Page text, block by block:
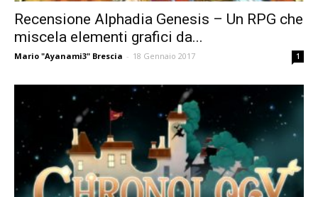
Recensione Alphadia Genesis – Un RPG che
miscela elementi grafici da...
Mario "Ayanami3" Brescia - 18 Gennaio 2017 1